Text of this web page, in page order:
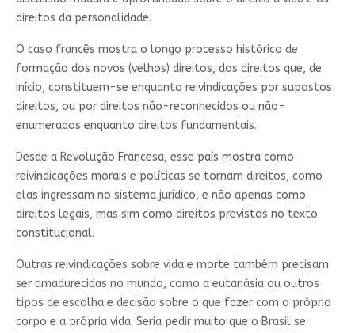
direitos da personalidade.
O caso francês mostra o longo processo histórico de
formação dos novos (velhos) direitos, dos direitos que, de
início, constituem-se enquanto reivindicações por supostos
direitos, ou por direitos não-reconhecidos ou não-
enumerados enquanto direitos fundamentais.
Desde a Revolução Francesa, esse país mostra como
reivindicações morais e políticas se tornam direitos, como
elas ingressam no sistema jurídico, e não apenas como
direitos legais, mas sim como direitos previstos no texto
constitucional.
Outras reivindicações sobre vida e morte também precisam
ser amadurecidas no mundo, como a eutanásia ou outros
tipos de escolha e decisão sobre o que fazer com o próprio
corpo e a própria vida. Seria pedir muito que o Brasil se